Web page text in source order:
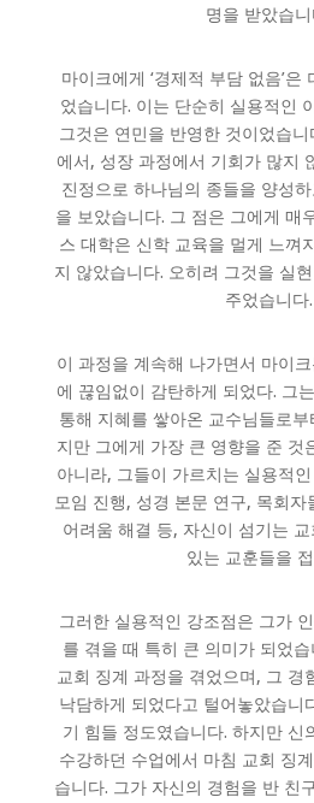
명을 받았습니
마이크에게 ‘경제적 부담 없음’은
었습니다. 이는 단순히 실용적인
그것은 연민을 반영한 것이었습
에서, 성장 과정에서 기회가 많지
진정으로 하나님의 종들을 양성
을 보았습니다. 그 점은 그에게 매
스 대학은 신학 교육을 멀게 느껴
지 않았습니다. 오히려 그것을 실
주었습니다.
이 과정을 계속해 나가면서 마이
에 끊임없이 감탄하게 되었다. 그
통해 지혜를 쌓아온 교수님들로
지만 그에게 가장 큰 영향을 준 것
아니라, 그들이 가르치는 실용적
모임 진행, 성경 본문 연구, 목회자
어려움 해결 등, 자신이 섬기는
있는 교훈들을
그러한 실용적인 강조점은 그가
를 겪을 때 특히 큰 의미가 되었
교회 징계 과정을 겪었으며, 그 경
낙담하게 되었다고 털어놓았습니
기 힘들 정도였습니다. 하지만 신
수강하던 수업에서 마침 교회 징
습니다. 그가 자신의 경험을 반 친